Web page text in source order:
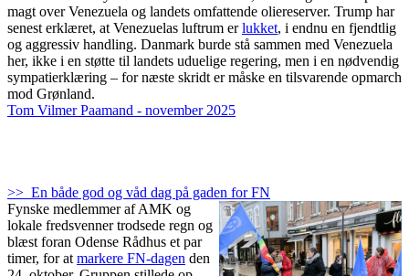
magt over Venezuela og landets omfattende oliereserver. Trump har
senest erklæret, at Venezuelas luftrum erlukket, i endnu en fjendtlig
og aggressiv handling. Danmark burde stå sammen med Venezuela
her, ikke i en støtte til landets uduelige regering, men i en nødvendig
sympatierklæring – for næste skridt er måske en tilsvarende opmarch
mod Grønland.
Tom Vilmer Paamand - november 2025
>> En både god og våd dag på gaden for FN
Fynske medlemmer af AMK og
lokale fredsvenner trodsede regn og
blæst foran Odense Rådhus et par
timer, for at markere FN-dagen den